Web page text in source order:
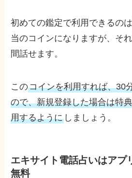
初めての鑑定で利用できるの
当のコインになりますが、そ
間話せます。
このコインを利用すれば、30
ので、新規登録した場合は特
用するように しましょう。
エキサイト電話占いはアプ
無料